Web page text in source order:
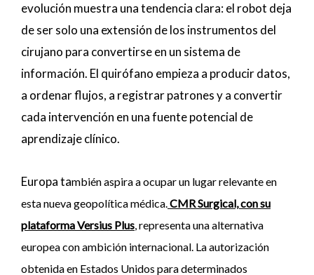
evolución muestra una tendencia clara: el robot deja
de ser solo una extensión de los instrumentos del
cirujano para convertirse en un sistema de
información. El quirófano empieza a producir datos,
a ordenar flujos, a registrar patrones y a convertir
cada intervención en una fuente potencial de
aprendizaje clínico.
Europa también aspira a ocupar un lugar relevante en
esta nueva geopolítica médica.CMR Surgical, con su
plataforma Versius Plus, representa una alternativa
europea con ambición internacional. La autorización
obtenida en Estados Unidos para determinados